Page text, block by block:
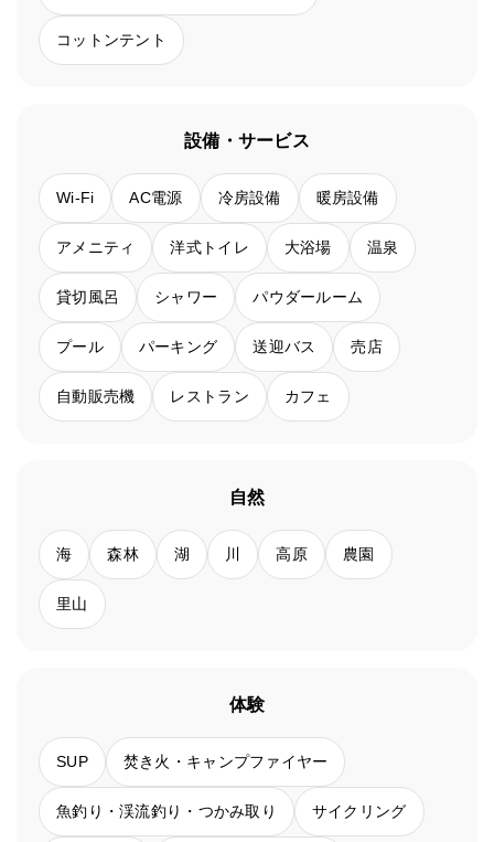
コットンテント
設備・サービス
Wi-Fi AC電源 冷房設備 暖房設備
アメニティ 洋式トイレ 大浴場 温泉
貸切風呂 シャワー パウダールーム
プール パーキング 送迎バス 売店
自動販売機 レストラン カフェ
自然
海 森林 湖 川 高原 農園
里山
体験
SUP 焚き火・キャンプファイヤー
魚釣り・渓流釣り・つかみ取り サイクリング